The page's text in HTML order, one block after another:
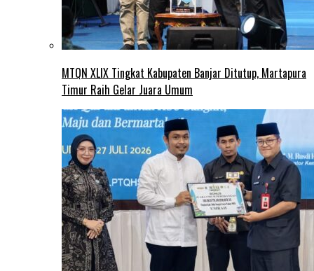
MTQN XLIX Tingkat Kabupaten Banjar Ditutup, Martapura
Timur Raih Gelar Juara Umum